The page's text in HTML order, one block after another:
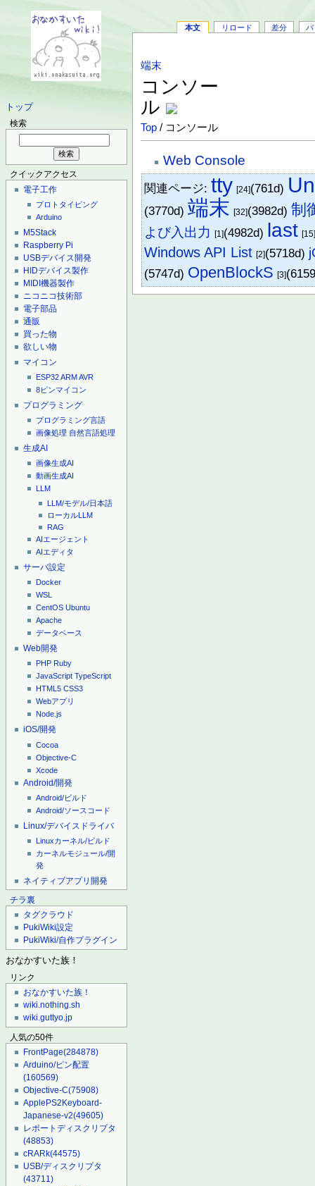
トップ
検索
クイックアクセス
電子工作
プロトタイピング
Arduino
M5Stack
Raspberry Pi
USBデバイス開発
HIDデバイス製作
MIDI機器製作
ニコニコ技術部
電子部品
通販
買った物
欲しい物
マイコン
ESP32ARMAVR
8ピンマイコン
プログラミング
プログラミング言語
画像処理 自然言語処理
生成AI
画像生成AI
動画生成AI
LLM
LLM/モデル/日本語
ローカルLLM
RAG
AIエージェント
AIエディタ
サーバ設定
Docker
WSL
CentOS Ubuntu
Apache
データベース
Web開発
PHP Ruby
JavaScript TypeScript
HTML5 CSS3
Webアプリ
Node.js
iOS/開発
Cocoa
Objective-C
Xcode
Android/開発
Android/ビルド
Android/ソースコード
Linux/デバイスドライバ
Linuxカーネル/ビルド
カーネルモジュール/開
発
ネイティブアプリ開発
チラ裏
タグクラウド
PukiWiki設定
PukiWiki/自作プラグイン
おなかすいた族！
リンク
おなかすいた族！
wiki.nothing.sh
wiki.guttyo.jp
人気の50件
FrontPage(284878)
Arduino/ピン配置
(160569)
Objective-C(75908)
ApplePS2Keyboard-
Japanese-v2(49605)
レポートディスクリプタ
(48853)
cRARk(44575)
USB/ディスクリプタ
(43711)
本文 リロード 差分 バ
端末
コンソー
ル
Top / コンソール
Web Console
関連ページ: tty [24](761d)
(3770d)端末 [32](3982d)制
よび入出力 [1](4982d) last
Windows API List [2](5718d)
(5747d) OpenBlockS [3]